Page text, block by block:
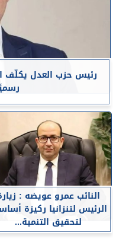
رئيس حزب العدل يكلّف
النائب عمرو عويضه :
الرئيس لتنزانيا ركيزة
لتحقيق التنمية...